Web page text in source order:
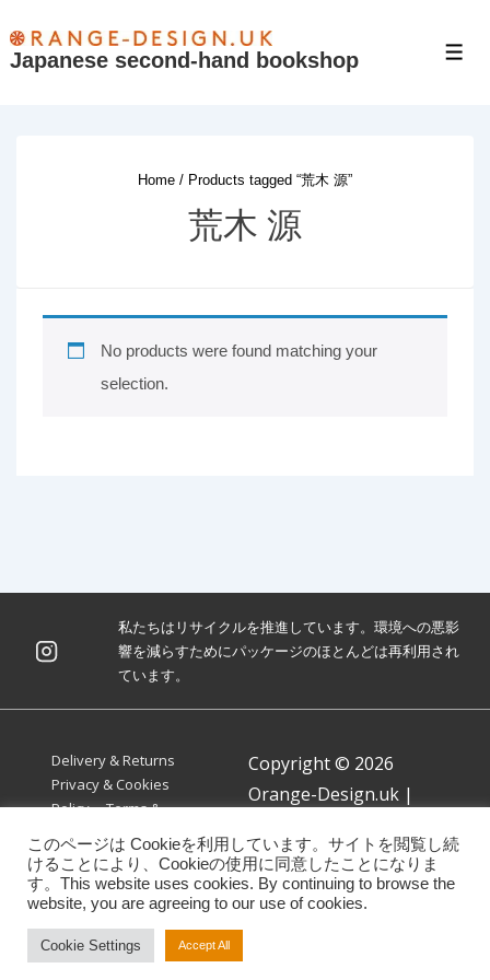
Skip
Japanese second-hand bookshop
Home / Products tagged “荒木 源”
荒木 源
No products were found matching your
selection.
私たちはリサイクルを推進しています。環境への悪影
響を減らすためにパッケージのほとんどは再利用され
ています。
Footer
Menu
Delivery & Returns
Privacy & Cookies
Policy
Terms &
Copyright © 2026
Orange-Design.uk |
Theme
このページは Cookieを利用しています。サイトを閲覧し続
けることにより、Cookieの使用に同意したことになりま
す。This website uses cookies. By continuing to browse the
website, you are agreeing to our use of cookies.
Cookie Settings Accept All